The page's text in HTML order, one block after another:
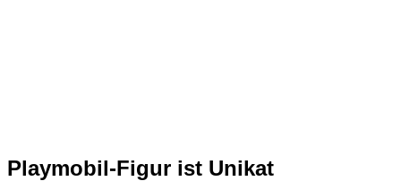
Playmobil-Figur ist Unikat